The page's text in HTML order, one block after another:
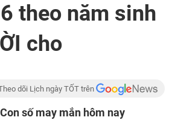
theo năm sinh
cho
dõi Lịch ngày TỐT trên
Con số may mắn hôm nay